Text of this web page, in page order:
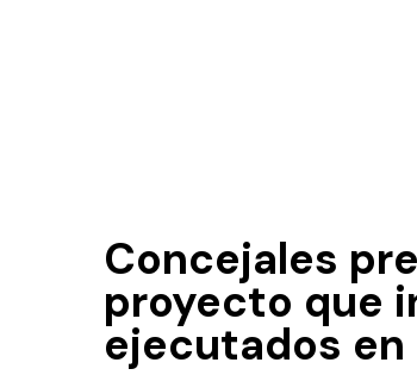
Concejales
proyecto que
ejecutados en